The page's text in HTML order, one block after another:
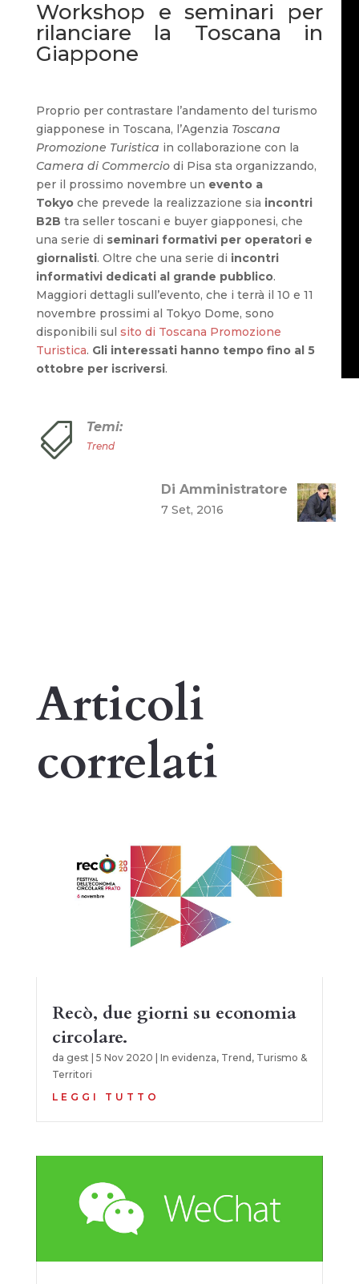
Workshop e seminari per
rilanciare la Toscana in
Giappone
Proprio per contrastare l’andamento del turismo
giapponese in Toscana, l’Agenzia Toscana
Promozione Turistica in collaborazione con la
Camera di Commerciodi Pisa sta organizzando,
per il prossimo novembre un evento a
Tokyoche prevede la realizzazione sia incontri
B2B tra seller toscani e buyer giapponesi, che
una serie di seminari formativi per operatori e
giornalisti. Oltre che una serie di incontri
informativi dedicati al grande pubblico.
Maggiori dettagli sull’evento, che i terrà il 10 e 11
novembre prossimi al Tokyo Dome, sono
disponibili sul sito di Toscana Promozione
Turistica. Gli interessati hanno tempo fino al 5
ottobre per iscriversi.
 Temi:
Trend
Di Amministratore
7 Set, 2016
Articoli
correlati
Recò, due giorni su economia
circolare.
da gest 5 Nov 2020 In evidenza, Trend , Turismo &
Territori
LEGGI TUTTO